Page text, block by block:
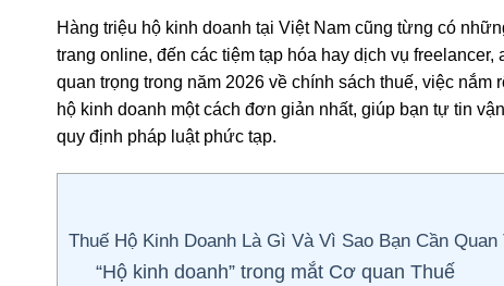
Hàng triệu hộ kinh doanh tại Việt Nam cũng từng có
trang online, đến các tiệm tạp hóa hay dịch vụ
quan trọng trong năm 2026 về chính sách thuế, việc nắm
hộ kinh doanh một cách đơn giản nhất, giúp bạn tự tin
quy định pháp luật phức tạp.
Thuế Hộ Kinh Doanh Là Gì Và Vì Sao Bạn Cần Quan
“Hộ kinh doanh” trong mắt Cơ quan Thuế